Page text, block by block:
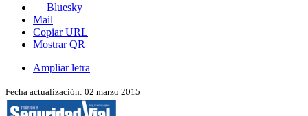
Bluesky
Mail
Copiar URL
Mostrar QR
Ampliar letra
Fecha actualización: 02 marzo 2015